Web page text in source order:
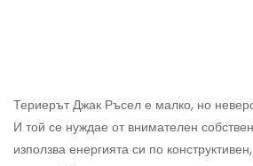
Териерът Джак Ръсел е малко, но
И той се нуждае от внимателен
използва енергията си по